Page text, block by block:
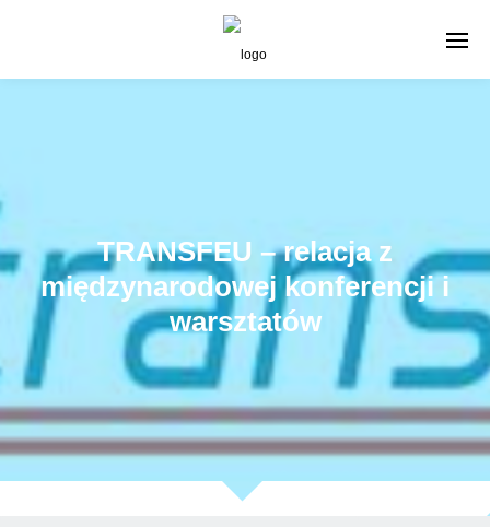
TRANSFEU – relacja z
międzynarodowej konferencji i
warsztatów